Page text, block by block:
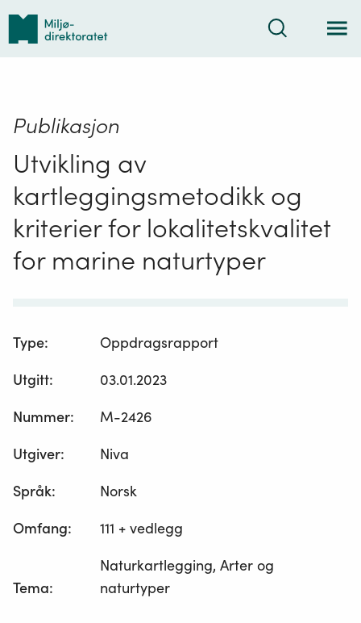
Tilbake
forsiden
Søk
Publikasjon
Utvikling av
kartleggingsmetodikk og
kriterier for lokalitetskvalitet
for marine naturtyper
Type:
Oppdragsrapport
Utgitt:
03.01.2023
Nummer:
M-2426
Utgiver:
Niva
Språk:
Norsk
Omfang: 111 + vedlegg
Tema:
Naturkartlegging, Arter og
naturtyper